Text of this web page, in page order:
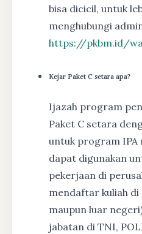
bisa dicicil, untuk
menghubungi
https://pkbm.id/
Kejar Paket C setara apa?
Ijazah program
Paket C setara
untuk program IPA
dapat digunakan
pekerjaan di
mendaftar kuliah di
maupun luar
jabatan di TNI,